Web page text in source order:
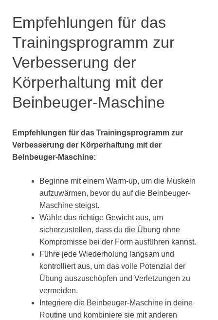
Empfehlungen für das
Trainingsprogramm zur
Verbesserung der
Körperhaltung mit der
Beinbeuger-Maschine
Empfehlungen für das Trainingsprogramm zur
Verbesserung der Körperhaltung mit der
Beinbeuger-Maschine:
Beginne mit einem Warm-up, um die Muskeln
aufzuwärmen, bevor du auf die Beinbeuger-
Maschine steigst.
Wähle das richtige Gewicht aus, um
sicherzustellen, dass du die Übung ohne
Kompromisse bei der Form ausführen kannst.
Führe jede Wiederholung langsam und
kontrolliert aus, um das volle Potenzial der
Übung auszuschöpfen und Verletzungen zu
vermeiden.
Integriere die Beinbeuger-Maschine in deine
Routine und kombiniere sie mit anderen